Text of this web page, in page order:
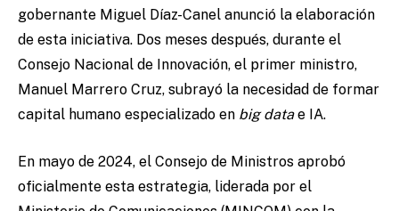
gobernante Miguel Díaz-Canel anunció la elaboración
de esta iniciativa. Dos meses después, durante el
Consejo Nacional de Innovación, el primer ministro,
Manuel Marrero Cruz, subrayó la necesidad de formar
capital humano especializado en big datae IA.
En mayo de 2024, el Consejo de Ministros aprobó
oficialmente esta estrategia, liderada por el